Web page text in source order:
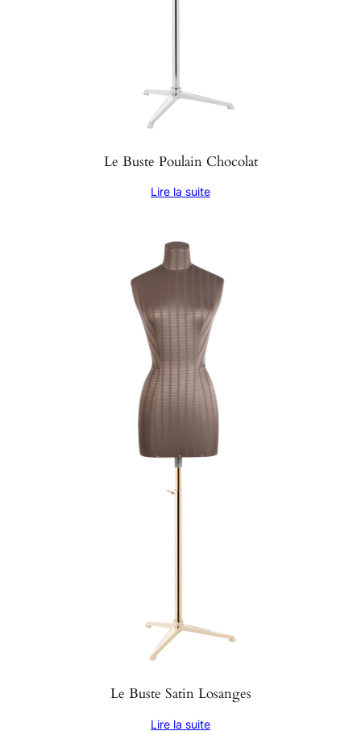
Le Buste Poulain Chocolat
Lire la suite
Le Buste Satin Losanges
Lire la suite